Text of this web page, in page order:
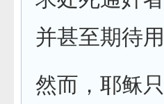
并甚至期待
然而，耶稣